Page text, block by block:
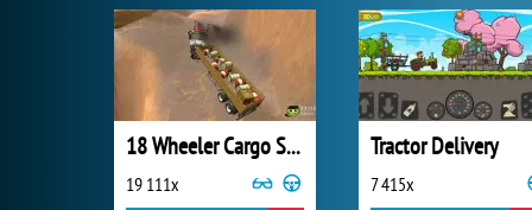
18 Wheeler Cargo Simulator
19 111x
Tractor Delivery
7 415x